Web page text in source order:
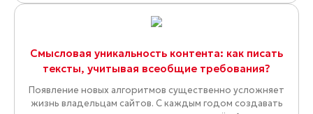
Смысловая уникальность контента: как писать
тексты, учитывая всеобщие требования?
Появление новых алгоритмов существенно усложняет
жизнь владельцам сайтов. С каждым годом создавать